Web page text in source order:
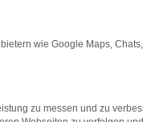
die Seite
wie Google Maps, Chats,
zu messen und zu